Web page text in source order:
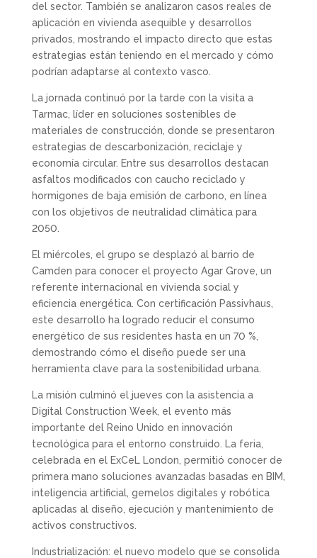
del sector. También se analizaron casos reales de
aplicación en vivienda asequible y desarrollos
privados, mostrando el impacto directo que estas
estrategias están teniendo en el mercado y cómo
podrían adaptarse al contexto vasco.
La jornada continuó por la tarde con la visita a
Tarmac, líder en soluciones sostenibles de
materiales de construcción, donde se presentaron
estrategias de descarbonización, reciclaje y
economía circular. Entre sus desarrollos destacan
asfaltos modificados con caucho reciclado y
hormigones de baja emisión de carbono, en línea
con los objetivos de neutralidad climática para
2050.
El miércoles, el grupo se desplazó al barrio de
Camden para conocer el proyecto Agar Grove, un
referente internacional en vivienda social y
eficiencia energética. Con certificación Passivhaus,
este desarrollo ha logrado reducir el consumo
energético de sus residentes hasta en un 70 %,
demostrando cómo el diseño puede ser una
herramienta clave para la sostenibilidad urbana.
La misión culminó el jueves con la asistencia a
Digital Construction Week, el evento más
importante del Reino Unido en innovación
tecnológica para el entorno construido. La feria,
celebrada en el ExCeL London, permitió conocer de
primera mano soluciones avanzadas basadas en BIM,
inteligencia artificial, gemelos digitales y robótica
aplicadas al diseño, ejecución y mantenimiento de
activos constructivos.
Industrialización: el nuevo modelo que se consolida